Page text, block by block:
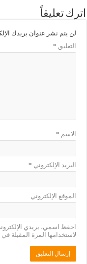
اترك تعليقاً
لن يتم نشر عنوان بريدك
التعليق *
الاسم *
البريد الإلكتروني *
الموقع الإلكتروني
احفظ اسمي، بريدي
لاستخدامها المرة المقبلة في